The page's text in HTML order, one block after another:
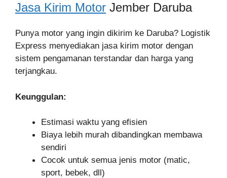
Jasa Kirim Motor Jember Daruba
Punya motor yang ingin dikirim ke Daruba? Logistik
Express menyediakan jasa kirim motor dengan
sistem pengamanan terstandar dan harga yang
terjangkau.
Keunggulan:
Estimasi waktu yang efisien
Biaya lebih murah dibandingkan membawa
sendiri
Cocok untuk semua jenis motor (matic,
sport, bebek, dll)